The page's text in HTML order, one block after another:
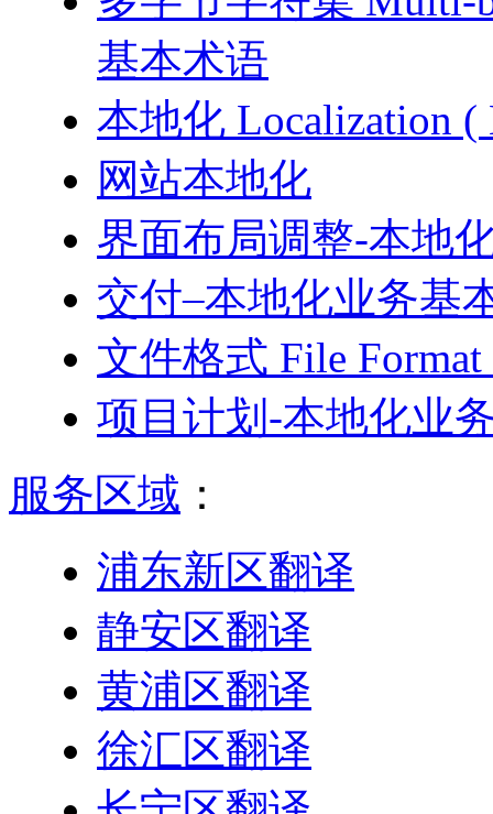
基本术语
本地化 Localization
网站本地化
界面布局调整-本地
交付–本地化业务基
文件格式 File
项目计划-本地化业
服务区域 ：
浦东新区翻译
静安区翻译
黄浦区翻译
徐汇区翻译